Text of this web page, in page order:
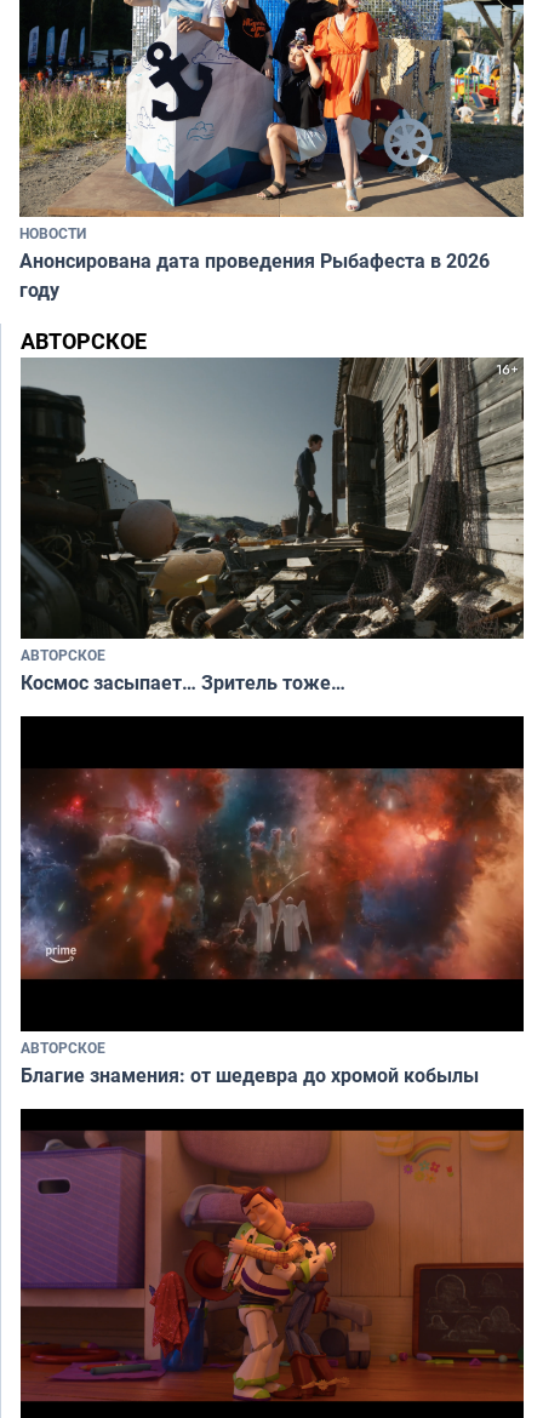
НОВОСТИ
Анонсирована дата проведения Рыбафеста в 2026
году
АВТОРСКОЕ
АВТОРСКОЕ
Космос засыпает… Зритель тоже…
АВТОРСКОЕ
Благие знамения: от шедевра до хромой кобылы